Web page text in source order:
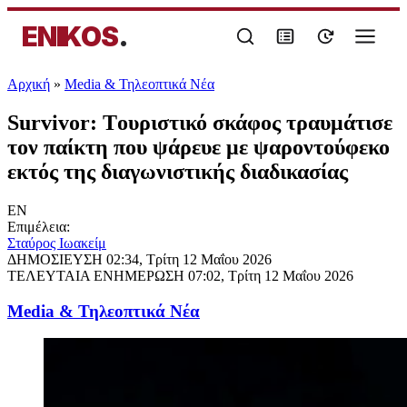
ENIKOS.
Αρχική » Media & Τηλεοπτικά Νέα
Survivor: Tουριστικό σκάφος τραυμάτισε
τον παίκτη που ψάρευε με ψαροντούφεκο
εκτός της διαγωνιστικής διαδικασίας
EN
Επιμέλεια:
Σταύρος Ιωακείμ
ΔΗΜΟΣΙΕΥΣΗ 02:34, Τρίτη 12 Μαΐου 2026
ΤΕΛΕΥΤΑΙΑ ΕΝΗΜΕΡΩΣΗ 07:02, Τρίτη 12 Μαΐου 2026
Media & Τηλεοπτικά Νέα